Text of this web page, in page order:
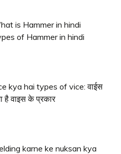
is Hammer in hindi
of Hammer in hindi
kya hai types of vice: वाईस
है वाइस के प्रकार
karne ke nuksan kya